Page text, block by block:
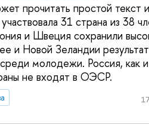
прочитать простой текст
31 страна из 38
и Швеция сохранили
и Новой Зеландии
молодежи. Россия, как
не входят в ОЭСР.